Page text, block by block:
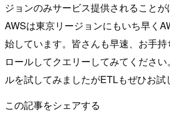
ジョンのみサービス提供されることが
AWSは東京リージョンにもいち早く
始しています。皆さんも早速、お手
ロールしてクエリーしてみてくださ
ルを試してみましたがETLもぜひお試
この記事をシェアする